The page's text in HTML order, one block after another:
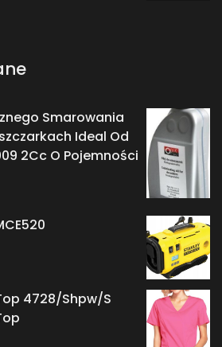
Smarowania
Ideal Od
2Cc O Pojemności
4728/Shpw/S